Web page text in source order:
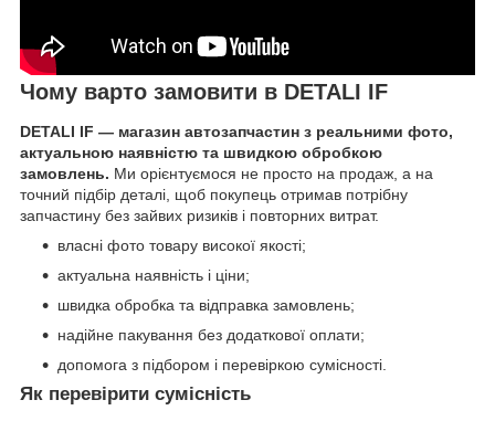
Чому варто замовити в DETALI IF
DETALI IF — магазин автозапчастин з реальними фото,
актуальною наявністю та швидкою обробкою
замовлень. Ми орієнтуємося не просто на продаж, а на
точний підбір деталі, щоб покупець отримав потрібну
запчастину без зайвих ризиків і повторних витрат.
власні фото товару високої якості;
актуальна наявність і ціни;
швидка обробка та відправка замовлень;
надійне пакування без додаткової оплати;
допомога з підбором і перевіркою сумісності.
Як перевірити сумісність